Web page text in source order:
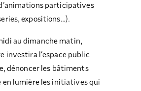
participatives
expositions…).
au dimanche matin,
investira l’espace public
dénoncer les bâtiments
en lumière les initiatives qui